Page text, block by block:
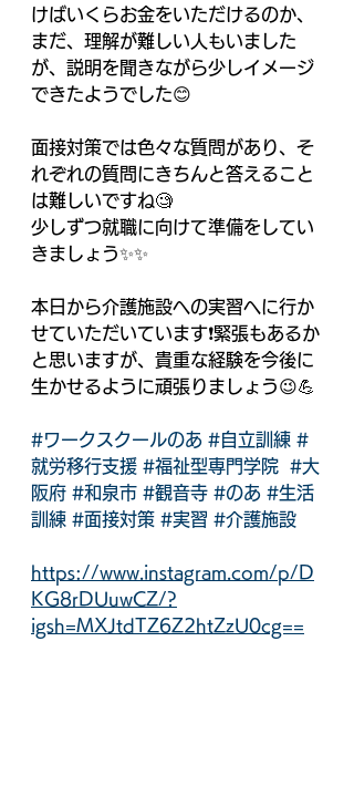
けばいくらお金をいただけるのか、
まだ、理解が難しい人もいました
が、説明を聞きながら少しイメージ
できたようでした😊
面接対策では色々な質問があり、そ
れぞれの質問にきちんと答えること
は難しいですね🧐
少しずつ就職に向けて準備をしてい
きましょう✨✨
本日から介護施設への実習へに行か
せていただいています❗️緊張もあるか
と思いますが、貴重な経験を今後に
生かせるように頑張りましょう😉💪
#ワークスクールのあ #自立訓練 #
就労移行支援 #福祉型専門学院
#大
阪府 #和泉市 #観音寺 #のあ #生活
訓練 #面接対策 #実習 #介護施設
https://www.instagram.com/p/D
KG8rDUuwCZ/?
igsh=MXJtdTZ6Z2htZzU0cg==